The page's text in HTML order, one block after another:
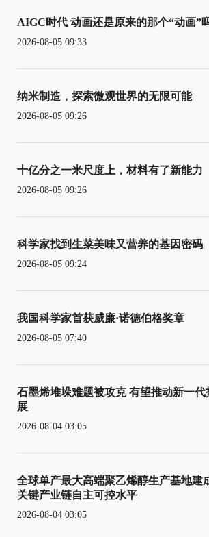
AIGC时代 动画还是原来的那个“动画”
2026-08-05 09:33
纳米制造，探索微观世界的无限可能
2026-08-05 09:26
十亿分之一米尺度上，材料有了新能力
2026-08-05 09:26
科学家找到生菜美味又营养的基因密码
2026-08-05 09:24
我国科学家首获威廉·诺德伯格奖章
2026-08-05 07:40
石墨烯堆垛难题被攻克 有望推动新一
展
2026-08-04 03:05
全球单产最大高端聚乙烯醇生产基地建
关键产业链自主可控水平
2026-08-04 03:05